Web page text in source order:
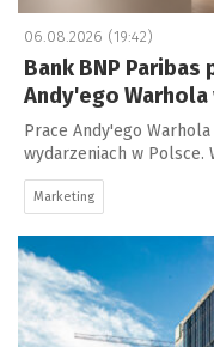
06.08.2026 (19:42)
Bank BNP
Andy'ego Warhola
Prace Andy'ego
wydarzeniach w Polsce.
Marketing
a